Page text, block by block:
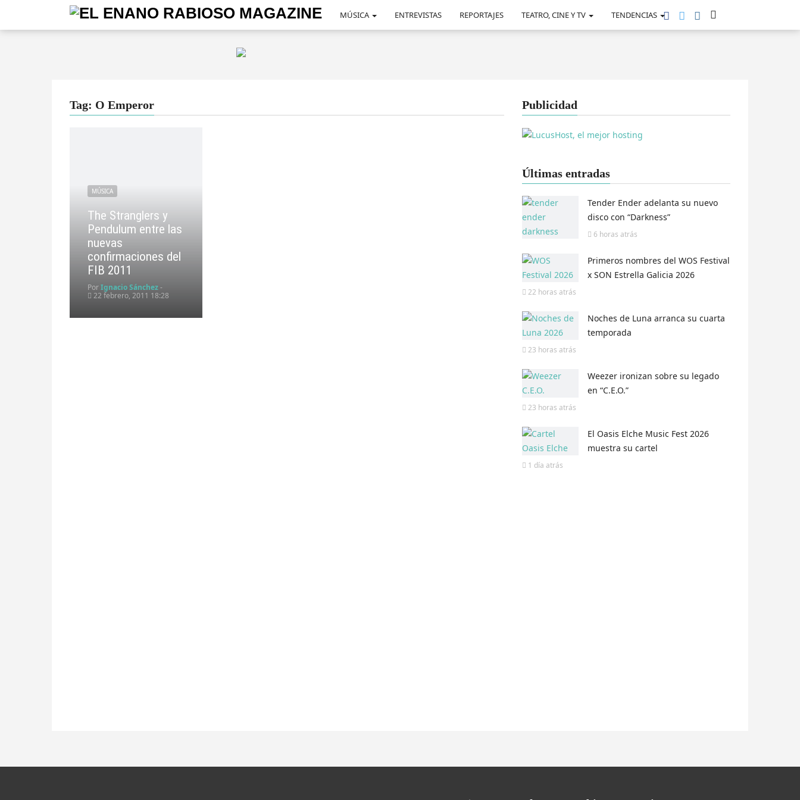
MÚSICA ENTREVISTAS REPORTAJES TEATRO, CINE Y TV TENDENCIAS
Tag: O Emperor
MÚSICA
The Stranglers y
Pendulum entre las
nuevas
confirmaciones del
FIB 2011
PorIgnacio Sánchez-
22 febrero, 2011 18:28
Publicidad
Últimas entradas
Tender Ender adelanta su nuevo
disco con “Darkness”
6 horas atrás
Primeros nombres del WOS Festival
x SON Estrella Galicia 2026
22 horas atrás
Noches de Luna arranca su cuarta
temporada
23 horas atrás
Weezer ironizan sobre su legado
en “C.E.O.”
23 horas atrás
El Oasis Elche Music Fest 2026
muestra su cartel
1 día atrás